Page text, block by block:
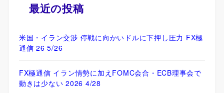
最近の投稿
米国・イラン交渉 停戦に向かいドルに下押し圧力 FX極
通信 26 5/26
FX極通信 イラン情勢に加えFOMC会合・ECB理事会で
動きは少ない 2026 4/28